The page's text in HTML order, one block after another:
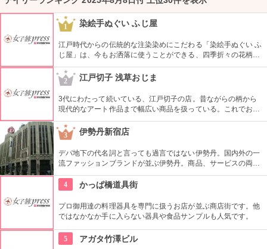
1 染絵手ぬぐい ふじ屋
江戸時代からの伝統的な注染染めにこだわる「染絵手ぬぐい ふ
じ屋」は、今もお洒落に使うことができる、四季折々の花柄や
伝統柄の手ぬぐいを常時200種類取り揃えています。手ぬぐい
地の小物も各種扱っています。
2 江戸切子 浅草おじま
3代にわたって続いている、江戸切子の店。昔ながらの柄から
現代的なアート作品まで幅広い商品を扱っている。これでお酒
を飲めば江戸気分を楽しめそう。また、海外・国内のお土産、
引き出物などにも最適。特注品も承っている。
3 伊勢丹新宿店
デパ地下の代名詞と言っても過言ではない伊勢丹。国内外の一
流ファッションブランドが並ぶ伊勢丹。商品、サービスの両面
においてインターナショナルな店舗づくりとなっている。本館
とメンズ館があり、百貨店業界では衣料品の売上高日本一を誇
4 かっぱ橋道具街
プロ御用達の料理器具を専門に扱うお店が並ぶ商店街です。他
ではなかなか手に入らない器具や食品サンプルも人気です。
5 アガタ竹澤ビル